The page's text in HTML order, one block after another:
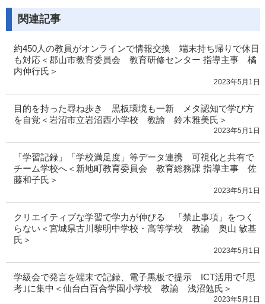
関連記事
約450人の教員がオンラインで情報交換 端末持ち帰りで休日
も対応＜郡山市教育委員会 教育研修センター 指導主事 橘
内伸行氏＞
2023年5月1日
目的を持った尋ね歩き 黒板環境も一新 メタ認知で学び方
を自覚＜岩沼市立岩沼西小学校 教諭 鈴木雅美氏＞
2023年5月1日
「学習記録」「学校満足度」等データ連携 可視化と共有で
チーム学校へ＜新地町教育委員会 教育総務課 指導主事 佐
藤和子氏＞
2023年5月1日
クリエイティブな学習で学力が伸びる 「禁止事項」をつく
らない＜宮城県古川黎明中学校・高等学校 教諭 奥山 敏基
氏＞
2023年5月1日
学級会で発言を端末で記録、電子黒板で提示 ICT活用で｢思
考｣に集中＜仙台白百合学園小学校 教諭 浅沼勉氏＞
2023年5月1日